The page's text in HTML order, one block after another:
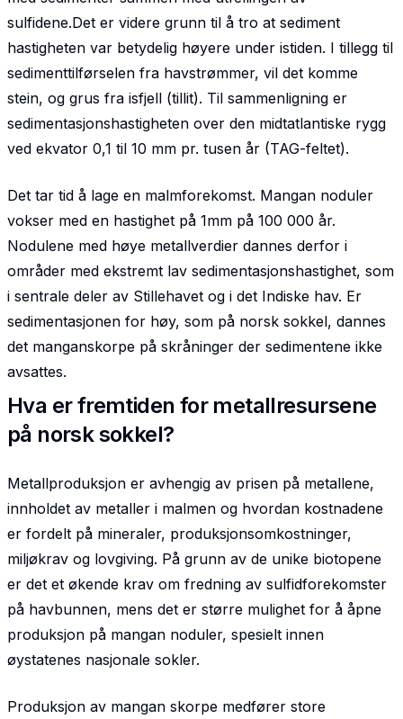
sulfidene.Det er videre grunn til å tro at sediment
hastigheten var betydelig høyere under istiden. I tillegg til
sedimenttilførselen fra havstrømmer, vil det komme
stein, og grus fra isfjell (tillit). Til sammenligning er
sedimentasjonshastigheten over den midtatlantiske rygg
ved ekvator 0,1 til 10 mm pr. tusen år (TAG-feltet).
Det tar tid å lage en malmforekomst. Mangan noduler
vokser med en hastighet på 1mm på 100 000 år.
Nodulene med høye metallverdier dannes derfor i
områder med ekstremt lav sedimentasjons­hastighet, som
i sentrale deler av Stillehavet og i det Indiske hav. Er
sedimentasjonen for høy, som på norsk sokkel, dannes
det manganskorpe på skråninger der sedimentene ikke
avsattes.
Hva er fremtiden for metallresursene
på norsk sokkel?
Metallproduksjon er avhengig av prisen på metallene,
innholdet av metaller i malmen og hvordan kostnadene
er fordelt på mineraler, produksjonsomkostninger,
miljøkrav og lovgiving. På grunn av de unike biotopene
er det et økende krav om fredning av sulfidforekomster
på havbunnen, mens det er større mulighet for å åpne
produksjon på mangan noduler, spesielt innen
øystatenes nasjonale sokler.
Produksjon av mangan skorpe medfører store